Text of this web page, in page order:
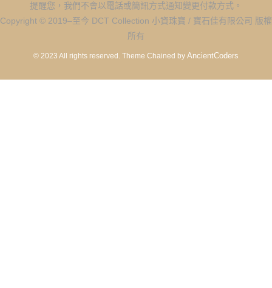
提醒您，我們不會以電話或簡訊方式通知變更付款方式。
Copyright © 2019–至今 DCT Collection 小資珠寶 / 寶石佳有限公司 版權
所有
© 2023 All rights reserved. Theme Chained by AncientCoders